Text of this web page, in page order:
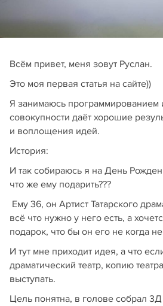
Всём привет, меня зовут Руслан.
Это моя первая статья на сайте))
Я занимаюсь программированием
совокупности даёт хорошие
и воплощения идей.
История:
И так собираюсь я на День
что же ему подарить???
Ему 36, он Артист Татарского
всё что нужно у него есть, а
подарок, что бы он его не когда
И тут мне приходит идея, а что
драматический театр, копию
выступать.
Цель понятна, в голове собрал